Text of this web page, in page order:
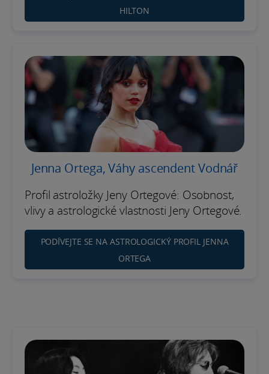
HILTON
Jenna Ortega, Váhy ascendent Vodnář
Profil astroložky Jeny Ortegové: Osobnost,
vlivy a astrologické vlastnosti Jeny Ortegové.
PODÍVEJTE SE NA ASTROLOGICKÝ PROFIL JENNA
ORTEGA